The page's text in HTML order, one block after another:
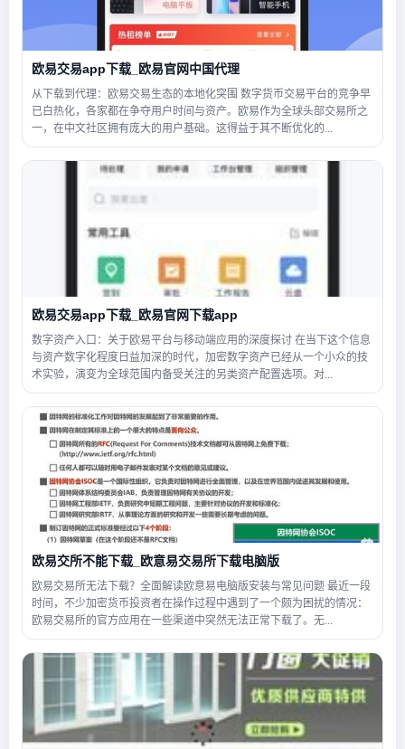
欧易交易app下载_欧易官网中国代理
从下载到代理：欧易交易生态的本地化突围 数字货币交易平台的竞争早
已白热化，各家都在争夺用户时间与资产。欧易作为全球头部交易所之
一，在中文社区拥有庞大的用户基础。这得益于其不断优化的...
欧易交易app下载_欧易官网下载app
数字资产入口：关于欧易平台与移动端应用的深度探讨 在当下这个信息
与资产数字化程度日益加深的时代，加密数字资产已经从一个小众的技
术实验，演变为全球范围内备受关注的另类资产配置选项。对...
欧易交所不能下载_欧意易交易所下载电脑版
欧易交易所无法下载？全面解读欧意易电脑版安装与常见问题 最近一段
时间，不少加密货币投资者在操作过程中遇到了一个颇为困扰的情况：
欧易交易所的官方应用在一些渠道中突然无法正常下载了。无...